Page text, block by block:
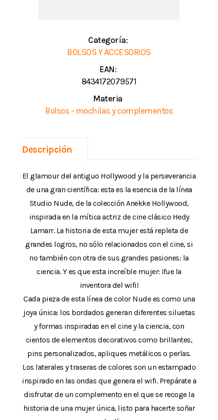
Categoría:
BOLSOS Y ACCESORIOS
EAN:
8434172079571
Materia
Bolsos - mochilas y complementos
Descripción
El glamour del antiguo Hollywood y la perseverancia
de una gran científica: esta es la esencia de la línea
Studio Nude, de la colección Anekke Hollywood,
inspirada en la mítica actriz de cine clásico Hedy
Lamarr. La historia de esta mujer está repleta de
grandes logros, no sólo relacionados con el cine, si
no también con otra de sus grandes pasiones: la
ciencia. Y es que esta increíble mujer: ¡fue la
inventora del wifi!
Cada pieza de esta línea de color Nude es como una
joya única: los bordados generan diferentes siluetas
y formas inspiradas en el cine y la ciencia, con
cientos de elementos decorativos como brillantes,
pins personalizados, apliques metálicos o perlas.
Los laterales y traseras de colores son un estampado
inspirado en las ondas que genera el wifi. Prepárate a
disfrutar de un complemento en el que se recoge la
historia de una mujer única, listo para hacerte soñar